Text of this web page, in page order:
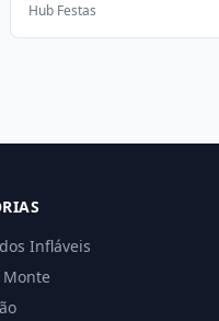
Hub Festas
Infláveis
Monte